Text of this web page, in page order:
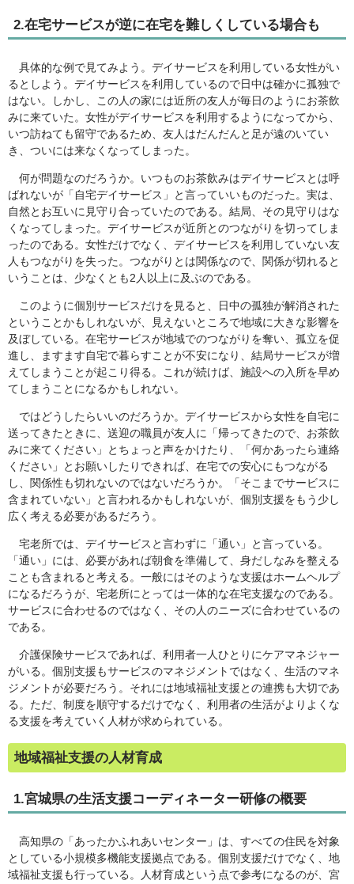
2.在宅サービスが逆に在宅を難しくしている場合も
具体的な例で見てみよう。デイサービスを利用している女性がい
るとしよう。デイサービスを利用しているので日中は確かに孤独で
はない。しかし、この人の家には近所の友人が毎日のようにお茶飲
みに来ていた。女性がデイサービスを利用するようになってから、
いつ訪ねても留守であるため、友人はだんだんと足が遠のいてい
き、ついには来なくなってしまった。
何が問題なのだろうか。いつものお茶飲みはデイサービスとは呼
ばれないが「自宅デイサービス」と言っていいものだった。実は、
自然とお互いに見守り合っていたのである。結局、その見守りはな
くなってしまった。デイサービスが近所とのつながりを切ってしま
ったのである。女性だけでなく、デイサービスを利用していない友
人もつながりを失った。つながりとは関係なので、関係が切れると
いうことは、少なくとも2人以上に及ぶのである。
このように個別サービスだけを見ると、日中の孤独が解消された
ということかもしれないが、見えないところで地域に大きな影響を
及ぼしている。在宅サービスが地域でのつながりを奪い、孤立を促
進し、ますます自宅で暮らすことが不安になり、結局サービスが増
えてしまうことが起こり得る。これが続けば、施設への入所を早め
てしまうことになるかもしれない。
ではどうしたらいいのだろうか。デイサービスから女性を自宅に
送ってきたときに、送迎の職員が友人に「帰ってきたので、お茶飲
みに来てください」とちょっと声をかけたり、「何かあったら連絡
ください」とお願いしたりできれば、在宅での安心にもつながる
し、関係性も切れないのではないだろうか。「そこまでサービスに
含まれていない」と言われるかもしれないが、個別支援をもう少し
広く考える必要があるだろう。
宅老所では、デイサービスと言わずに「通い」と言っている。
「通い」には、必要があれば朝食を準備して、身だしなみを整える
ことも含まれると考える。一般にはそのような支援はホームヘルプ
になるだろうが、宅老所にとっては一体的な在宅支援なのである。
サービスに合わせるのではなく、その人のニーズに合わせているの
である。
介護保険サービスであれば、利用者一人ひとりにケアマネジャー
がいる。個別支援もサービスのマネジメントではなく、生活のマネ
ジメントが必要だろう。それには地域福祉支援との連携も大切であ
る。ただ、制度を順守するだけでなく、利用者の生活がよりよくな
る支援を考えていく人材が求められている。
地域福祉支援の人材育成
1.宮城県の生活支援コーディネーター研修の概要
高知県の「あったかふれあいセンター」は、すべての住民を対象
としている小規模多機能支援拠点である。個別支援だけでなく、地
域福祉支援も行っている。人材育成という点で参考になるのが、宮